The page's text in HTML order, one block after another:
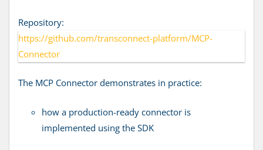
Repository:
https://github.com/transconnect-platform/MCP-
Connector
The MCP Connector demonstrates in practice:
how a production-ready connector is
implemented using the SDK